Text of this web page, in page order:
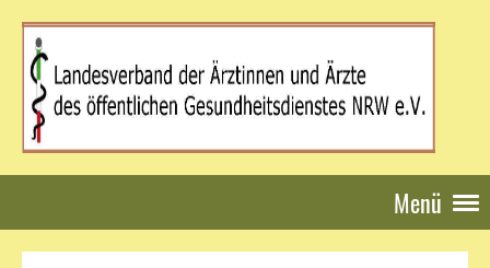
Menü